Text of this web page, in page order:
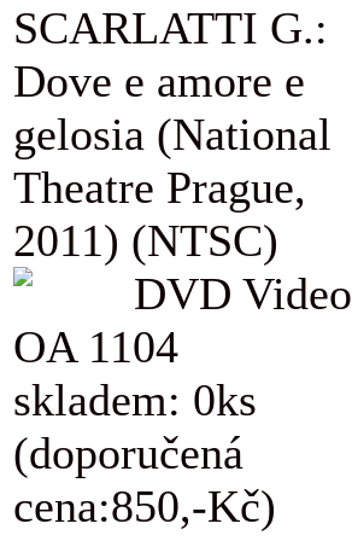
SCARLATTI G.:
Dove e amore e
gelosia (National
Theatre Prague,
2011) (NTSC)
DVD Video
OA 1104
skladem: 0ks
(doporučená
cena:850,-Kč)